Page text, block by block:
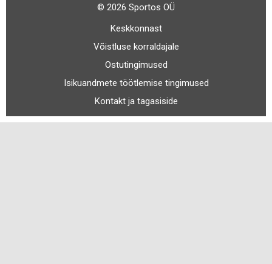
© 2026 Sportos OÜ
Keskkonnast
Võistluse korraldajale
Ostutingimused
Isikuandmete töötlemise tingimused
Kontakt ja tagasiside